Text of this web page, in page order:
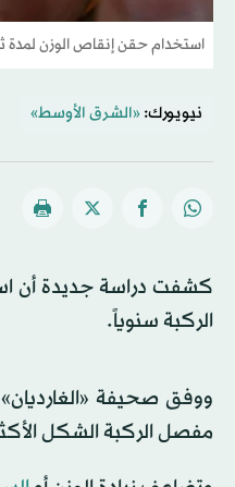
استخدام حقن إنقاص الوزن لمدة
نيويورك: «الشرق الأوسط»
كشفت دراسة جديدة أن
الركبة سنوياً.
ووفق صحيفة «الغارديان»
مفصل الركبة الشكل